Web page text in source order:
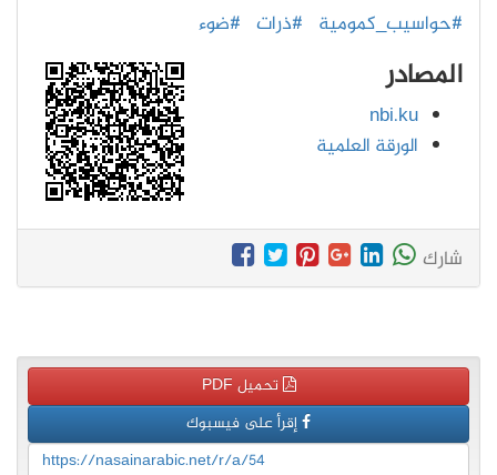
#حواسيب_كمومية #ذرات #ضوء
المصادر
nbi.ku
الورقة العلمية
شارك
تحميل PDF
إقرأ على فيسبوك
https://nasainarabic.net/r/a/54